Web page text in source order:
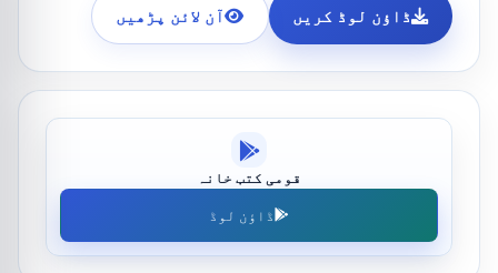
ڈاؤن لوڈ کریں آن لائن پڑھیں
قومی کتب خانہ
ڈاؤن لوڈ